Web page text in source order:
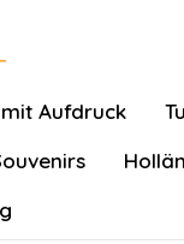
Aufdruck